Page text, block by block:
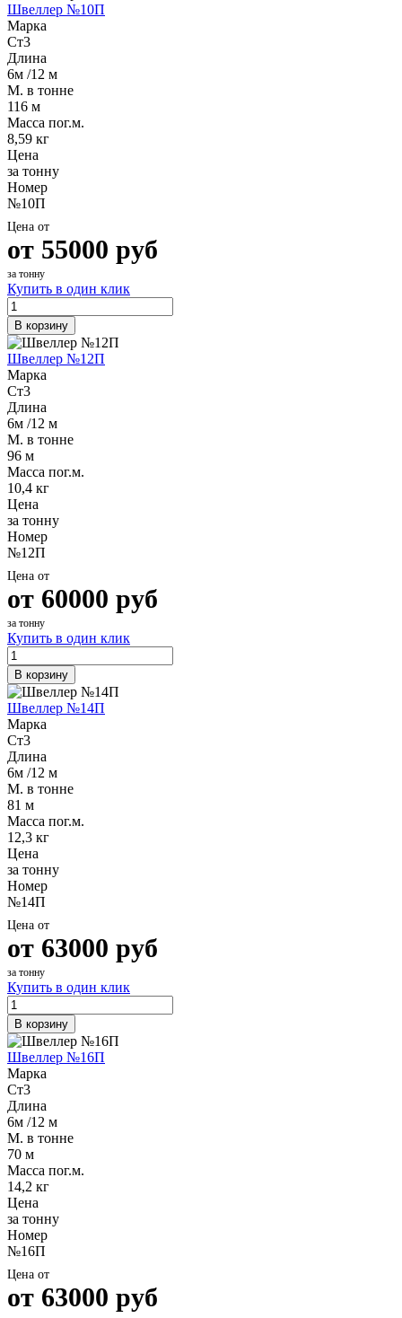
Швеллер №10П
Марка
Ст3
Длина
6м /12 м
М. в тонне
116 м
Масса пог.м.
8,59 кг
Цена
за тонну
Номер
№10П
Цена от
от 55000 руб
за тонну
Купить в один клик
В корзину
Швеллер №12П
Марка
Ст3
Длина
6м /12 м
М. в тонне
96 м
Масса пог.м.
10,4 кг
Цена
за тонну
Номер
№12П
Цена от
от 60000 руб
за тонну
Купить в один клик
В корзину
Швеллер №14П
Марка
Ст3
Длина
6м /12 м
М. в тонне
81 м
Масса пог.м.
12,3 кг
Цена
за тонну
Номер
№14П
Цена от
от 63000 руб
за тонну
Купить в один клик
В корзину
Швеллер №16П
Марка
Ст3
Длина
6м /12 м
М. в тонне
70 м
Масса пог.м.
14,2 кг
Цена
за тонну
Номер
№16П
Цена от
от 63000 руб